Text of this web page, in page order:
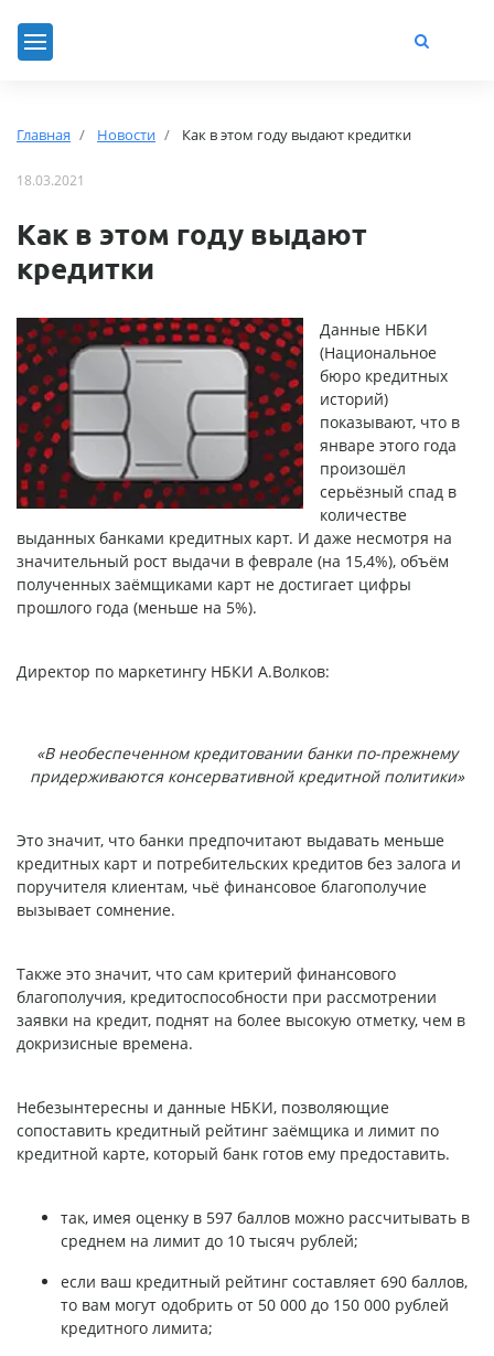
Главная Новости Как в этом году выдают кредитки
18.03.2021
Как в этом году выдают
кредитки
Данные НБКИ
(Национальное
бюро кредитных
историй)
показывают, что в
январе этого года
произошёл
серьёзный спад в
количестве
выданных банками кредитных карт. И даже несмотря на
значительный рост выдачи в феврале (на 15,4%), объём
полученных заёмщиками карт не достигает цифры
прошлого года (меньше на 5%).
Директор по маркетингу НБКИ А.Волков:
«В необеспеченном кредитовании банки по-прежнему
придерживаются консервативной кредитной политики»
Это значит, что банки предпочитают выдавать меньше
кредитных карт и потребительских кредитов без залога и
поручителя клиентам, чьё финансовое благополучие
вызывает сомнение.
Также это значит, что сам критерий финансового
благополучия, кредитоспособности при рассмотрении
заявки на кредит, поднят на более высокую отметку, чем в
докризисные времена.
Небезынтересны и данные НБКИ, позволяющие
сопоставить кредитный рейтинг заёмщика и лимит по
кредитной карте, который банк готов ему предоставить.
так, имея оценку в 597 баллов можно рассчитывать в
среднем на лимит до 10 тысяч рублей;
если ваш кредитный рейтинг составляет 690 баллов,
то вам могут одобрить от 50 000 до 150 000 рублей
кредитного лимита;